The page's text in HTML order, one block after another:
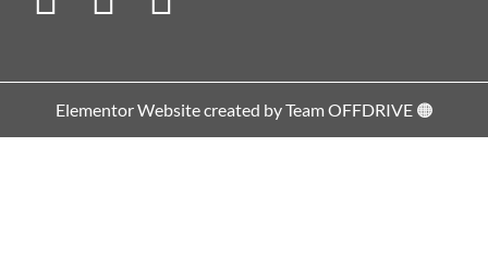
Elementor Website created by Team OFFDRIVE 🟠